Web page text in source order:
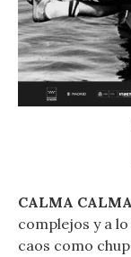
CALMA CALMA
complejos y a
caos como